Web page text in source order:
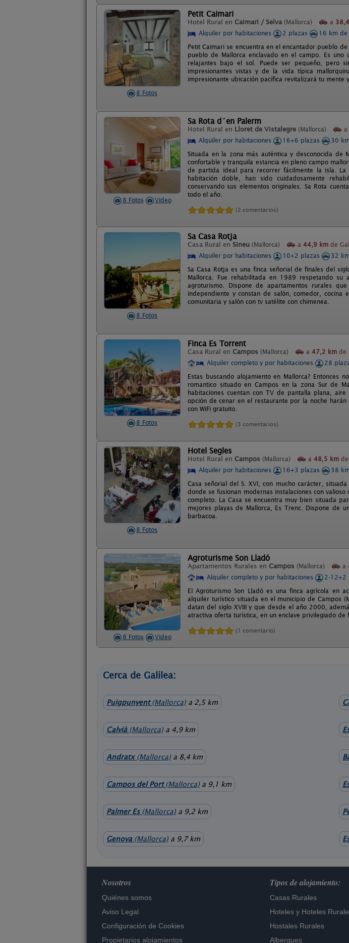
8 Fotos
Petit Caimari
Hotel Rural en Caimari / Selva (Mallorca) a
Alquiler por habitaciones
2 plazas 16 km de
Petit Caimari se encuentra en el encantador pueblo
pueblo de Mallorca enclavado en el campo. Es
relajantes bajo el sol. Puede ser pequeño, pero
impresionantes vistas y de la vida típica
impresionante ubicación pacífica revitalizará tu mente
8 Fotos Video
Sa Rota d´en Palerm
Hotel Rural en Lloret de Vistalegre (Mallorca) a
Alquiler por habitaciones
16+6 plazas
30
Situada en la zona más auténtica y desconocida
confortable y tranquila estancia en pleno campo
de partida ideal para recorrer fácilmente la isla. La
habitación doble, han sido cuidadosamente
conservando sus elementos originales. Sa Rota
todo el año.
(2 comentarios)
8 Fotos
Sa Casa Rotja
Casa Rural en Sineu (Mallorca) a 44,9 km de
Alquiler por habitaciones
10+2 plazas
32
Sa Casa Rotja es una finca señorial de finales del
Mallorca. Fue rehabilitada en 1989 respetando
agroturismo. Dispone de apartamentos rurales
independiente y constan de salón, comedor,
comunitaria y salón con tv satélite con chimenea.
8 Fotos
Finca Es Torrent
Casa Rural en Campos (Mallorca) a 47,2 km de
Alquiler completo y por habitaciones
28
Estas buscando alojamiento en Mallorca? Entonces
romantico situado en Campos en la zona Sur de
habitaciones cuentan con TV de pantalla plana,
opción de cenar en el restaurante por la noche
con WiFi gratuito.
(3 comentarios)
8 Fotos
Hotel Segles
Hotel Rural en Campos (Mallorca) a 48,5 km
Alquiler por habitaciones
16+3 plazas
38
Casa señorial del S. XVI, con mucho carácter,
donde se fusionan modernas instalaciones con
completo. La Casa se encuentra muy bien situada
mejores playas de Mallorca, Es Trenc. Dispone de
barbacoa.
8 Fotos Video
Agroturisme Son Lladó
Apartamentos Rurales en Campos (Mallorca) a
Alquiler completo y por habitaciones
2-12+2
El Agroturismo Son Lladó es una finca agrícola en
alquiler turístico situada en el municipio de Campos
datan del siglo XVIII y que desde el año 2000,
atractiva oferta turística, en un enclave privilegiado de
(1 comentario)
Cerca de Galilea:
Puigpunyent(Mallorca) a 2,5 km
Calvià(Mallorca) a 4,9 km
Andratx(Mallorca) a 8,4 km
Campos del Port(Mallorca) a 9,1 km
Palmer Es(Mallorca) a 9,2 km
Genova(Mallorca) a 9,7 km
Nosotros
Quiénes somos
Aviso Legal
Configuración de Cookies
Propietarios alojamientos
Tipos de alojamiento:
Casas Rurales
Hoteles y Hoteles
Hostales Rurales
Albergues